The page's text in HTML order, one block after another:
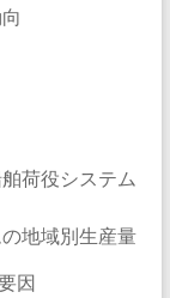
荷役システム
地域別生産量
因